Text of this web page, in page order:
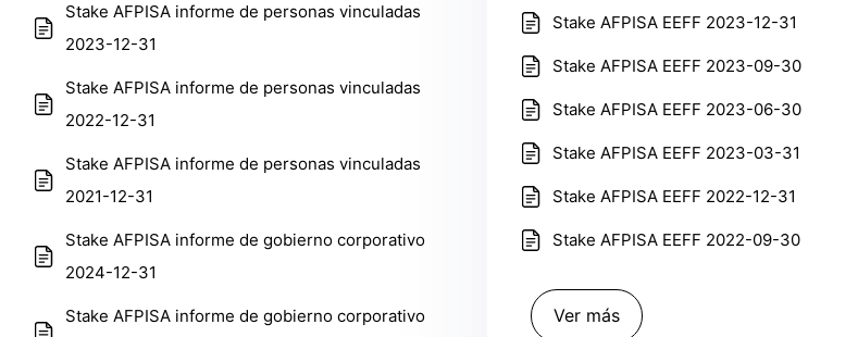
Stake AFPISA informe de personas vinculadas
2023-12-31
Stake AFPISA informe de personas vinculadas
2022-12-31
Stake AFPISA informe de personas vinculadas
2021-12-31
Stake AFPISA informe de gobierno corporativo
2024-12-31
Stake AFPISA informe de gobierno corporativo
Stake AFPISA EEFF 2023-12-31
Stake AFPISA EEFF 2023-09-30
Stake AFPISA EEFF 2023-06-30
Stake AFPISA EEFF 2023-03-31
Stake AFPISA EEFF 2022-12-31
Stake AFPISA EEFF 2022-09-30
Ver más